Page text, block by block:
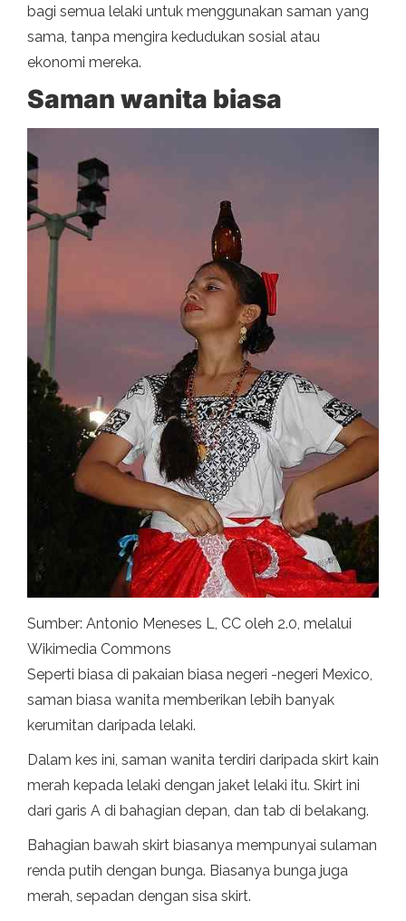
bagi semua lelaki untuk menggunakan saman yang
sama, tanpa mengira kedudukan sosial atau
ekonomi mereka.
Saman wanita biasa
Sumber: Antonio Meneses L, CC oleh 2.0, melalui
Wikimedia Commons
Seperti biasa di pakaian biasa negeri -negeri Mexico,
saman biasa wanita memberikan lebih banyak
kerumitan daripada lelaki.
Dalam kes ini, saman wanita terdiri daripada skirt kain
merah kepada lelaki dengan jaket lelaki itu. Skirt ini
dari garis A di bahagian depan, dan tab di belakang.
Bahagian bawah skirt biasanya mempunyai sulaman
renda putih dengan bunga. Biasanya bunga juga
merah, sepadan dengan sisa skirt.